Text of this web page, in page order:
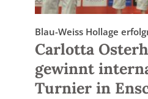
Blau-Weiss Hollage
Carlotta
gewinnt
Turnier in